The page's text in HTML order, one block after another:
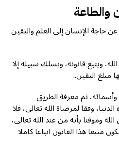
والطاعة
الإنسان إلى العلم واليقين
ويتبع قانونه، ويسلك سبيله إلا
مبلغ اليقين..
ثم معرفة الطريق
وفقا لمرضاة الله تعالى، فلا
وموقنا بأنه من عند الله تعالى،
متبعا هذا القانون اتباعا كاملا